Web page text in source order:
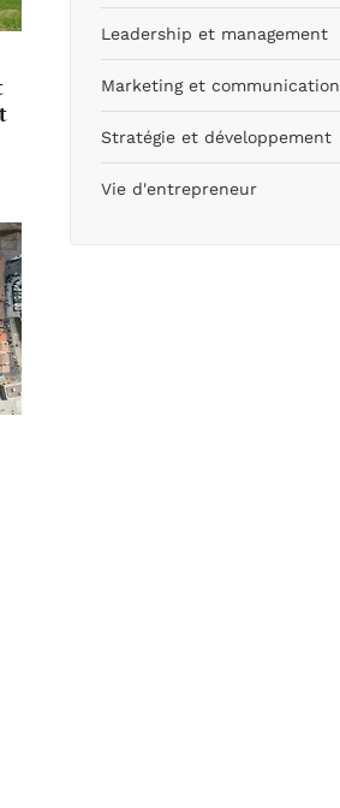
Leadership et management
Marketing et communication
Stratégie et développement
Vie d'entrepreneur